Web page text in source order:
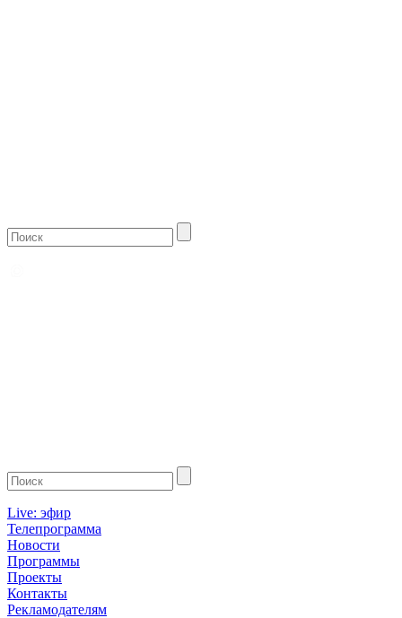
Live: эфир
Телепрограмма
Новости
Программы
Проекты
Контакты
Рекламодателям